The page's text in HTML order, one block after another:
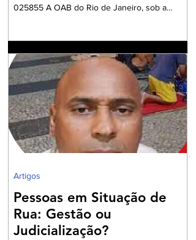
025855 A OAB do Rio de Janeiro, sob a
Comissões formadas por Advogados e
Advogadas com a missão de trabalharem com
a Garantia Constitucional inscrita no art. 133 da
nossa Carta Política de 1988, realizando um
grandioso Projeto de Participação da Ordem
dos Advogados na preparação dos
profissionais da Advocacia para aperfe
Pessoas em Situação de
Rua: Gestão ou
Judicialização?
Artigos